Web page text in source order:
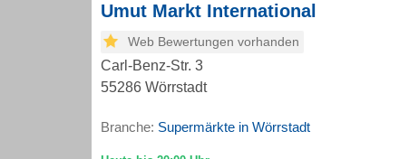
Umut Markt International
Web Bewertungen vorhanden
Carl-Benz-Str. 3
55286 Wörrstadt
Branche: Supermärkte in Wörrstadt